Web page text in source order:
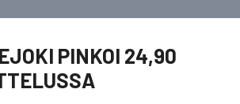
PINKOI 24,90